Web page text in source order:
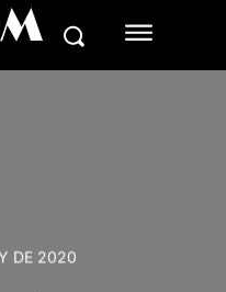
M
DE 2020